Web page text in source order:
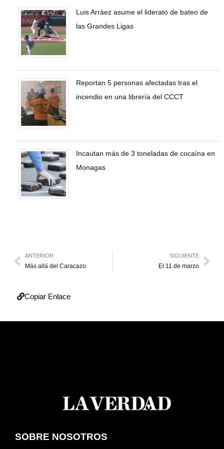
Luis Arráez asume el liderato de bateo de
las Grandes Ligas
Reportan 5 personas afectadas tras el
incendio en una librería del CCCT
Incautan más de 3 toneladas de cocaína en
Monagas
ANTERIOR
Más allá del Caracazo
SIGUIENTE
El 11 de marzo
Copiar Enlace
SOBRE NOSOTROS